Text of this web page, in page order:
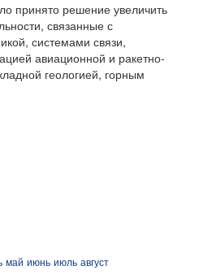
принято решение увеличить
связанные с
системами связи,
авиационной и ракетно-
геологией, горным
май июнь июль август